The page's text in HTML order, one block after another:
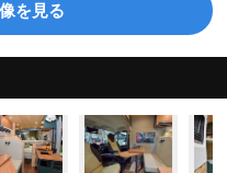
を見る